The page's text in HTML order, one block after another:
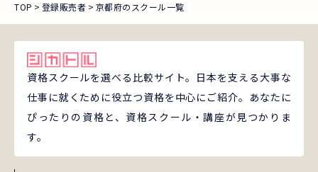
TOP 登録販売者 京都府のスクール一覧
資格スクールを選べる比較サイト。日本を支える大事な
仕事に就くために役立つ資格を中心にご紹介。あなたに
ぴったりの資格と、資格スクール・講座が見つかりま
す。